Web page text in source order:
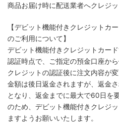
商品お届け時に配送業者へクレジッ
【デビット機能付きクレジットカ
のご利用について】
デビット機能付きクレジットカー
認証時点で、ご指定の預金口座か
クレジットの認証後に注文内容が
金額は後日返金されますが、返金
となり、返金までに最大で60日を
のため、デビット機能付きクレジ
ますようお願いいたします。